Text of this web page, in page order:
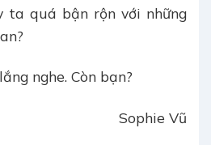
ta quá bận rộn với những
nghe. Còn bạn?
Sophie Vũ